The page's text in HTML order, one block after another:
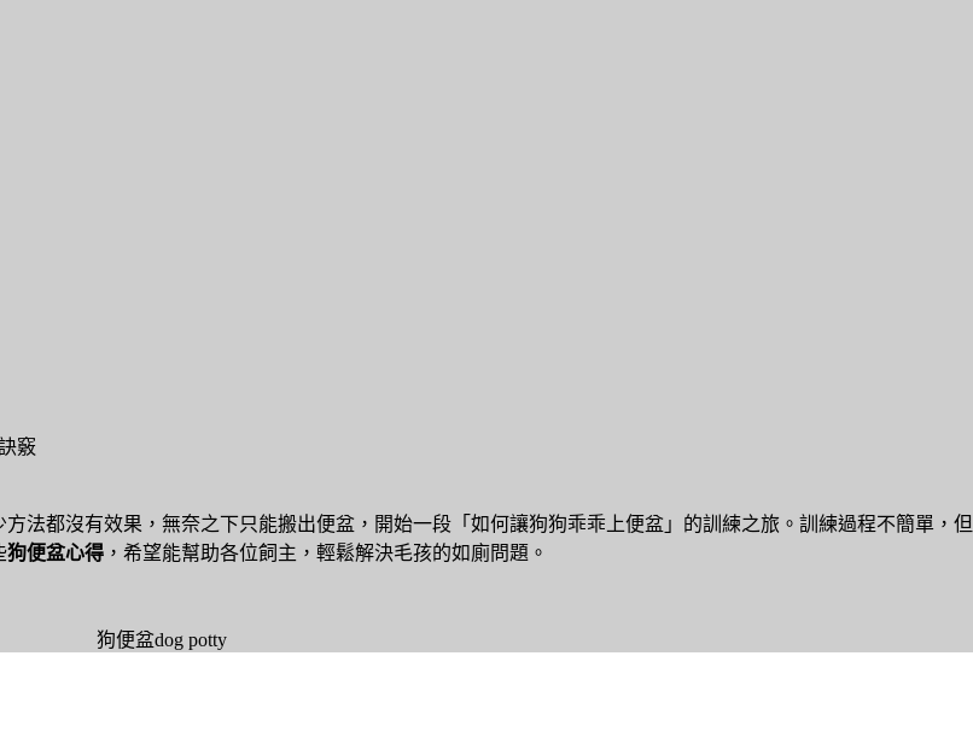
竅
法都沒有效果，無奈之下只能搬出便盆，開始一段「如何讓狗狗乖乖上便盆」的訓練之旅。訓練過程不簡單，但
狗便盆心得 ，希望能幫助各位飼主，輕鬆解決毛孩的如廁問題。
狗便盆dog potty